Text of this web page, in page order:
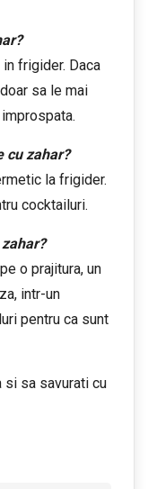
frigider. Daca
sa le mai
cu zahar?
la frigider.
cocktailuri.
o prajitura, un
intr-un
pentru ca sunt
si sa savurati cu